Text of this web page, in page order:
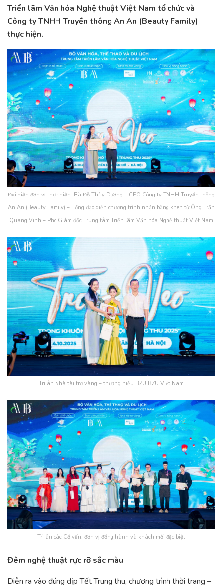
Triển lãm Văn hóa Nghệ thuật Việt Nam tổ chức và
Công ty TNHH Truyền thông An An (Beauty Family)
thực hiện.
Đại diện đơn vị thực hiện: Bà Đỗ Thùy Dương – CEO Công ty TNHH Truyền thông
An An (Beauty Family) – Tổng đạo diễn chương trình nhận bằng khen từ Ông Trần
Quang Vinh – Phó Giám đốc Trung tâm Triển lãm Văn hóa Nghệ thuật Việt Nam
Tri ân Nhà tài trợ vàng – thương hiệu BZU BZU Việt Nam
Tri ân các Cố vấn, đơn vị đồng hành và khách mời đặc biệt
Đêm nghệ thuật rực rỡ sắc màu
Diễn ra vào đúng dịp Tết Trung thu, chương trình thời trang –